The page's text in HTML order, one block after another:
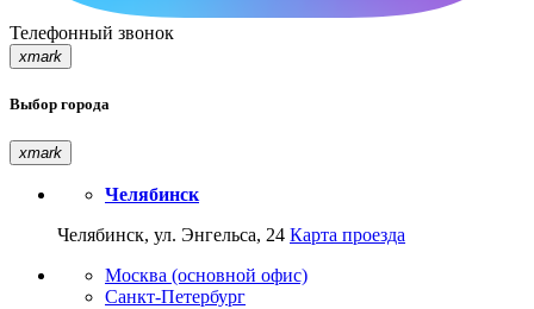
Телефонный звонок
xmark
Выбор города
xmark
Челябинск
Челябинск, ул. Энгельса, 24 Карта проезда
Москва (основной офис)
Санкт-Петербург